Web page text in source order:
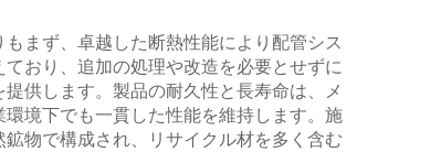
まず、卓越した断熱性能により配管シス
おり、追加の処理や改造を必要とせずに
供します。製品の耐久性と長寿命は、メ
境下でも一貫した性能を維持します。施
物で構成され、リサイクル材を多く含む